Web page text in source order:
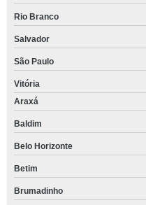
Rio Branco
Salvador
São Paulo
Vitória
Araxá
Baldim
Belo Horizonte
Betim
Brumadinho